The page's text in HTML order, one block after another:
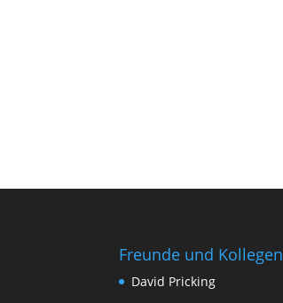
Freunde und Kollegen
David Pricking